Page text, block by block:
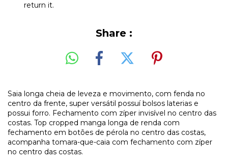
return it.
Share :
Saia longa cheia de leveza e movimento, com fenda no
centro da frente, super versátil possuí bolsos laterias e
possui forro. Fechamento com zíper invisível no centro das
costas. Top cropped manga longa de renda com
fechamento em botões de pérola no centro das costas,
acompanha tomara-que-caia com fechamento com zíper
no centro das costas.